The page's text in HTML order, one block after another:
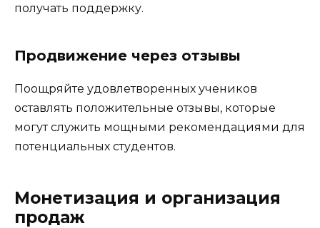
получать поддержку.
Продвижение через отзывы
Поощряйте удовлетворенных учеников
оставлять положительные отзывы, которые
могут служить мощными рекомендациями для
потенциальных студентов.
Монетизация и организация
продаж